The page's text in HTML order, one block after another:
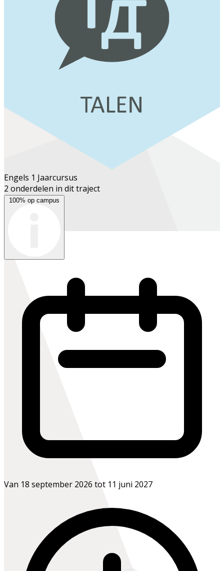
Engels 1 Jaarcursus
2 onderdelen in dit traject
100% op campus
Van 18 september 2026 tot 11 juni 2027